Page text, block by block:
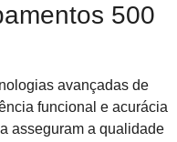
500
avançadas de
funcional e acurácia
asseguram a qualidade